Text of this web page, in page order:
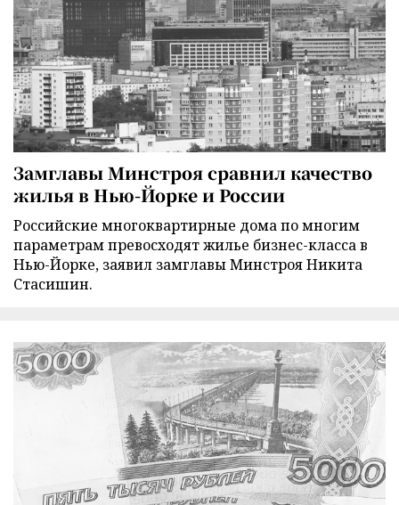
Замглавы Минстроя сравнил качество
жилья в Нью-Йорке и России
Российские многоквартирные дома по многим
параметрам превосходят жилье бизнес-класса в
Нью-Йорке, заявил замглавы Минстроя Никита
Стасишин.